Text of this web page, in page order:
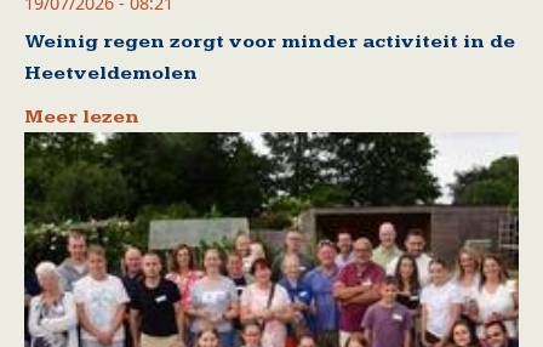
Weinig regen zorgt voor minder activiteit in de
Heetveldemolen
Meer lezen